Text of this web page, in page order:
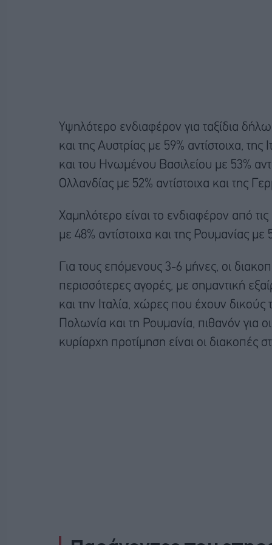
Υψηλότερο ενδιαφέρον για ταξίδια
και της Αυστρίας με 59% αντίστοιχα, της
και του Ηνωμένου Βασιλείου με 53%
Ολλανδίας με 52% αντίστοιχα και της
Χαμηλότερο είναι το ενδιαφέρον από
με 48% αντίστοιχα και της Ρουμανίας με
Για τους επόμενους 3-6 μήνες, οι
περισσότερες αγορές, με σημαντική
και την Ιταλία, χώρες που έχουν
Πολωνία και τη Ρουμανία, πιθανόν για
κυρίαρχη προτίμηση είναι οι διακοπές